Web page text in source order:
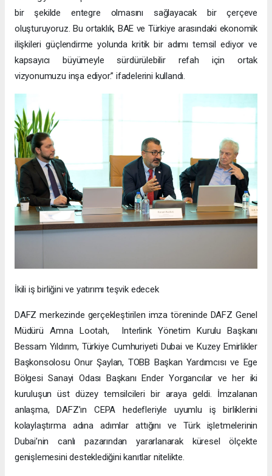
bir şekilde entegre olmasını sağlayacak bir çerçeve
oluşturuyoruz. Bu ortaklık, BAE ve Türkiye arasındaki ekonomik
ilişkileri güçlendirme yolunda kritik bir adımı temsil ediyor ve
kapsayıcı büyümeyle sürdürülebilir refah için ortak
vizyonumuzu inşa ediyor.” ifadelerini kullandı.
İkili iş birliğini ve yatırımı teşvik edecek
DAFZ merkezinde gerçekleştirilen imza töreninde DAFZ Genel
Müdürü Amna Lootah, Interlink Yönetim Kurulu Başkanı
Bessam Yıldırım, Türkiye Cumhuriyeti Dubai ve Kuzey Emirlikler
Başkonsolosu Onur Şaylan, TOBB Başkan Yardımcısı ve Ege
Bölgesi Sanayi Odası Başkanı Ender Yorgancılar ve her iki
kuruluşun üst düzey temsilcileri bir araya geldi. İmzalanan
anlaşma, DAFZ’ın CEPA hedefleriyle uyumlu iş birliklerini
kolaylaştırma adına adımlar attığını ve Türk işletmelerinin
Dubai’nin canlı pazarından yararlanarak küresel ölçekte
genişlemesini desteklediğini kanıtlar nitelikte.